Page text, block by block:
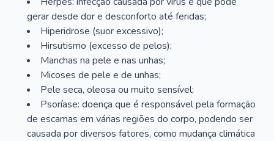
gerar desde dor e desconforto até feridas;
Hiperidrose (suor excessivo);
Hirsutismo (excesso de pelos);
Manchas na pele e nas unhas;
Micoses de pele e de unhas;
Pele seca, oleosa ou muito sensível;
Psoríase: doença que é responsável pela formação
de escamas em várias regiões do corpo, podendo ser
causada por diversos fatores, como mudança climática